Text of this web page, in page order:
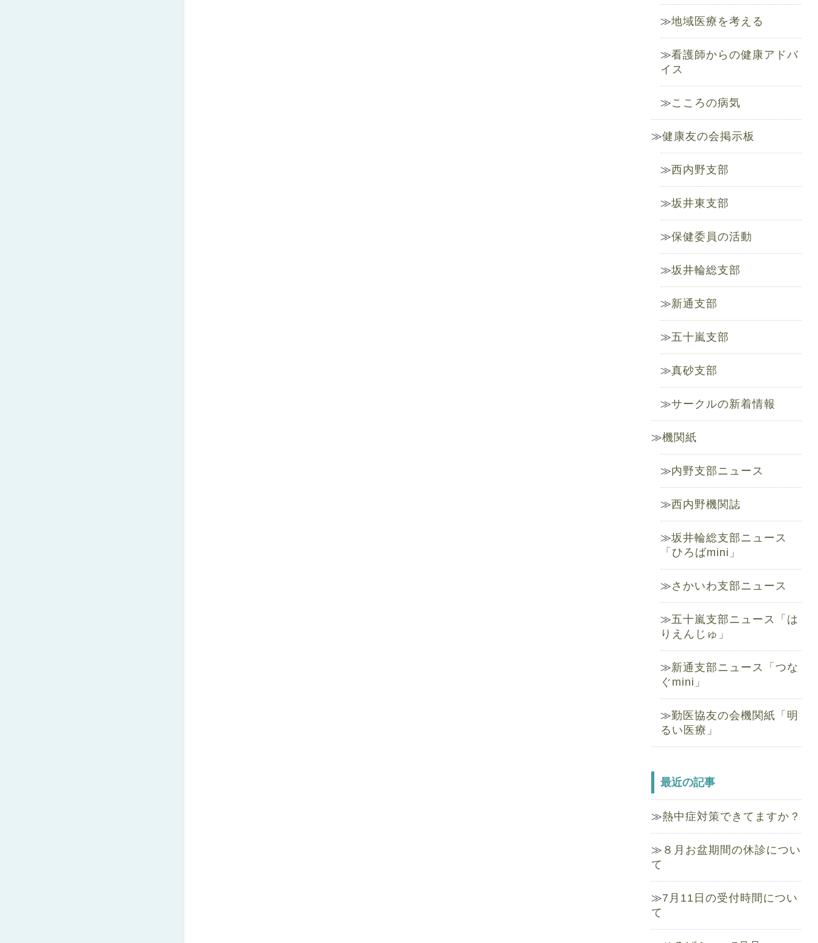
地域医療を考える
看護師からの健康アドバ
イス
こころの病気
健康友の会掲示板
西内野支部
坂井東支部
保健委員の活動
坂井輪総支部
新通支部
五十嵐支部
真砂支部
サークルの新着情報
機関紙
内野支部ニュース
西内野機関誌
坂井輪総支部ニュース
「ひろばmini」
さかいわ支部ニュース
五十嵐支部ニュース「は
りえんじゅ」
新通支部ニュース「つな
ぐmini」
勤医協友の会機関紙「明
るい医療」
最近の記事
熱中症対策できてますか？
８月お盆期間の休診につい
て
7月11日の受付時間につい
て